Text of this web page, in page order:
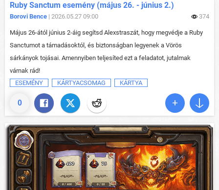
0
Ruby Sanctum esemény (május 26. - június 2.)
Borovi Bence | 2026.05.27 09:00 374
Május 26-ától június 2-áig segítsd Alexstraszát, hogy megvédje a Ruby
Sanctumot a támadásoktól, és biztonságban legyenek a Vörös
sárkányok tojásai. Amennyiben teljesíted ezt a feladatot, jutalmak
várnak rád!
ESEMÉNY
KÁRTYACSOMAG KÁRTYA